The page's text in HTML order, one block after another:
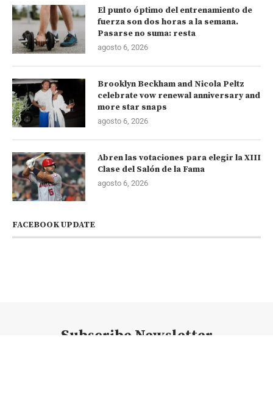
El punto óptimo del entrenamiento de
fuerza son dos horas a la semana.
Pasarse no suma: resta
agosto 6, 2026
Brooklyn Beckham and Nicola Peltz
celebrate vow renewal anniversary and
more star snaps
agosto 6, 2026
Abren las votaciones para elegir la XIII
Clase del Salón de la Fama
agosto 6, 2026
FACEBOOK UPDATE
Subscribe Newsletter